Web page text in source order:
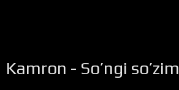
Kamron - So’ngi so’zim